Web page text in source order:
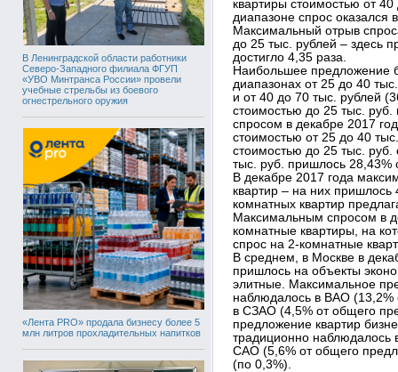
В Ленинградской области работники
Северо-Западного филиала ФГУП
«УВО Минтранса России» провели
учебные стрельбы из боевого
огнестрельного оружия
«Лента PRO» продала бизнесу более 5
млн литров прохладительных напитков
квартиры стоимостью от
диапазоне спрос
Максимальный отрыв
до 25 тыс. рублей – здесь
достигло 4,35 раза.
Наибольшее предложение
диапазонах от 25 до 40
и от 40 до 70 тыс. рублей
стоимостью до 25 тыс.
спросом в декабре 2017
стоимостью от 25 до 40
стоимостью до 25 тыс. руб.
тыс. руб. пришлось 28,43%
В декабре 2017 года
квартир – на них
комнатных квартир
Максимальным спросом в
комнатные квартиры, на
спрос на 2-комнатные
В среднем, в Москве в
пришлось на объекты
элитные. Максимальное
наблюдалось в ВАО
в СЗАО (4,5% от общего
предложение квартир
традиционно
САО (5,6% от общего
(по 0,3%).